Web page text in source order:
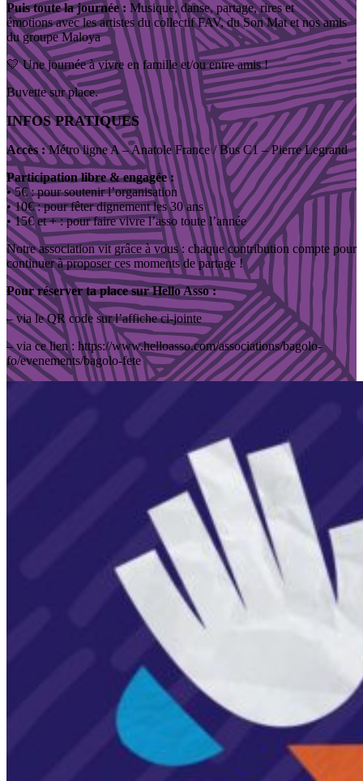
Puis toute la journée : Musique, danse, partage, rires et
émotions avec les artistes du collectif FAV,duSon Mat et nos amis
du groupe Maloya
💛 Une journée à vivre en famille et/ou entre amis !
Buvette sur place.
INFOS PRATIQUES
Accès : Métro ligne A – Anatole France/Bus C1 – Pierre Legrand
Participation libre & engagée :
• 5€ : pour soutenir l’organisation
• 10€ : pour fêter dignement les 30 ans
• 15€ et + : pour faire vivre l’asso toute l’année
Notre association vit grâce à vous : chaque contribution compte pour
continuer à proposer ces moments de partage !
Pour réserver ta place sur Hello Asso :
– via le QR code sur l’affiche ci-jointe
– via ce lien : https://www.helloasso.com/associations/bagolo-
fo/evenements/bagolo-fete